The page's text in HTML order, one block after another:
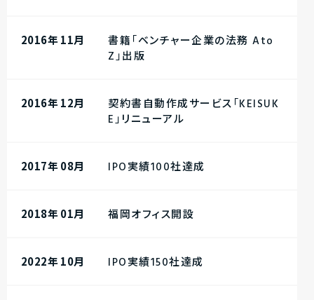
2016年 11月
書籍「ベンチャー企業の法務 Ato
Z」出版
2016年 12月
契約書自動作成サービス「KEISUK
E」リニューアル
2017年 08月 IPO実績100社達成
2018年 01月 福岡オフィス開設
2022年 10月 IPO実績150社達成